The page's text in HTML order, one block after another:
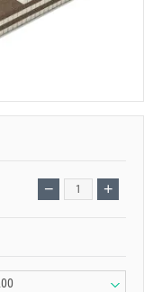
− +